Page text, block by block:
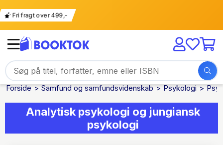
Fri fragt over 499,-
Forside Samfund og samfundsvidenskab Psykologi
Analytisk psykologi og jungiansk
psykologi